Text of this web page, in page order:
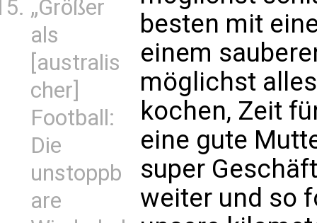
„Größer
als
[australis
cher]
Football:
Die
unstoppb
are
besten mit
einem
möglichst
kochen, Zeit
eine gute
super
weiter und so